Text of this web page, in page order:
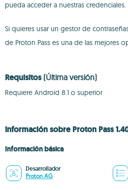
pueda acceder a nuestras credenciales.
Si quieres usar un gestor de
de Proton Pass es una de las mejores
Requisitos (Última versión)
Requiere Android 8.1 o superior
Información sobre Proton Pass
Información básica
Desarrollador
Proton AG